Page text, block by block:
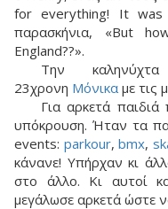
for everything! It was
παρασκήνια, «But
England??».
Την
23χρονη Μόνικα με τις
Για αρκετά
υπόκρουση. Ήταν τα
events: parkour,bmx,
κάνανε! Υπήρχαν κι
στο άλλο. Κι αυτοί
μεγάλωσε αρκετά ώστε